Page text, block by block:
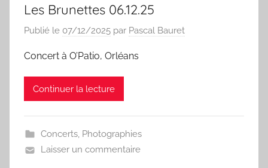
Les Brunettes 06.12.25
Publié le 07/12/2025 par Pascal Bauret
Concert à O’Patio, Orléans
Continuer la lecture
Concerts, Photographies
Laisser un commentaire